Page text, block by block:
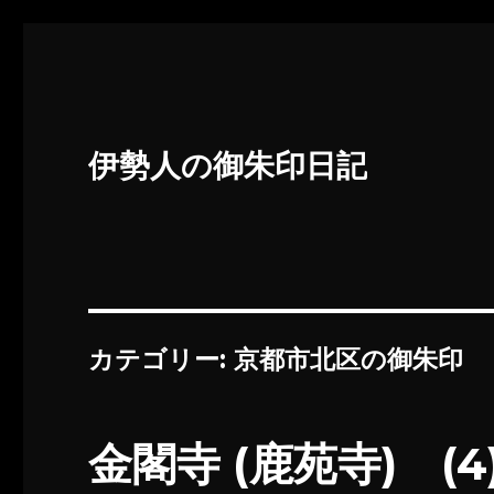
伊勢人の御朱印日記
カテゴリー: 京都市北区の御朱印
金閣寺 (鹿苑寺)